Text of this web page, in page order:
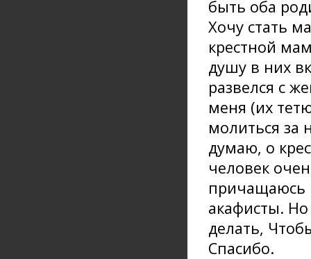
быть оба
Хочу стать
крестной
душу в них
развелся с
меня (их
молиться за
думаю, о
человек
причащаюсь
акафисты.
делать,
Спасибо.